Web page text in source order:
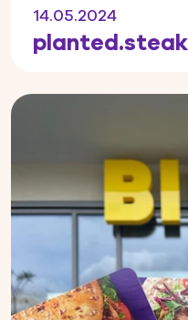
14.05.2024